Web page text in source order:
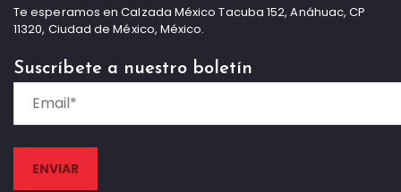
Te esperamos en Calzada México Tacuba 152, Anáhuac, CP
11320, Ciudad de México, México.
Suscríbete a nuestro boletín